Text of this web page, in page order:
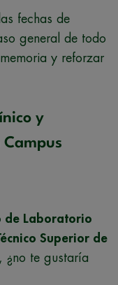
fechas de
general de todo
y reforzar
y
Campus
de Laboratorio
Superior de
, ¿no te gustaría